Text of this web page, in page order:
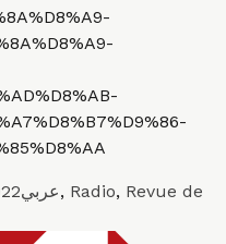
Catégories
عربي, Radio, Revue de